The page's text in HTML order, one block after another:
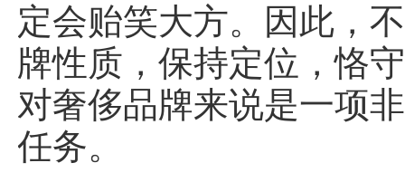
定会贻笑大方。因此，
牌性质，保持定位，恪
对奢侈品牌来说是一项
任务。